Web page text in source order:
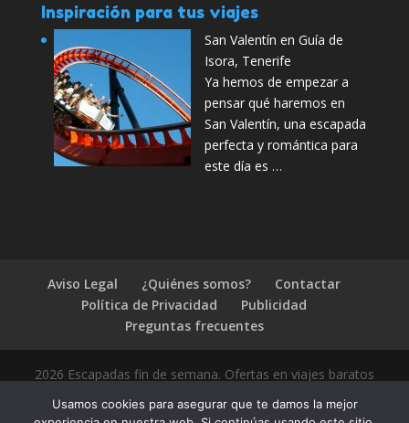
Inspiración para tus viajes
San Valentín en Guía de
Isora, Tenerife
Ya hemos de empezar a
pensar qué haremos en
San Valentín, una escapada
perfecta y romántica para
este día es …
Aviso Legal ¿Quiénes somos?
Contactar
Política de Privacidad
Publicidad
Preguntas frecuentes
2026 Escapadas fin de semana. Ofertas en viajes baratos
Usamos cookies para asegurar que te damos la mejor